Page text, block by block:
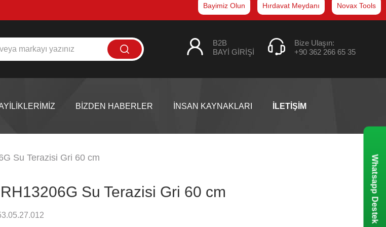
Bayimiz Olun Hırdavat Meydanı Novax Tools
B2B
BAYİ GİRİŞİ
Bize Ulaşın:
+90 362 266 65 35
BİZDEN HABERLER İNSAN KAYNAKLARI İLETİŞİM
Su Terazisi Gri 60 cm
Su Terazisi Gri 60 cm Whatsapp Destek